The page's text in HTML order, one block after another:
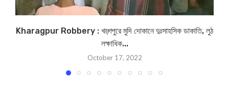
Kharagpur Robbery : খড়্গপুরে মুদি দোকানে দুঃসাহসিক ডাকাতি, লুঠ
লক্ষাধিক...
October 17, 2022